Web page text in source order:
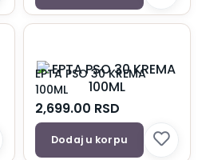
EPTA PSO 30 KREMA
100ML
2,699.00 RSD
Dodaj u korpu